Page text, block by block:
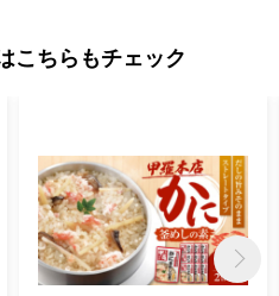
こちらもチェック